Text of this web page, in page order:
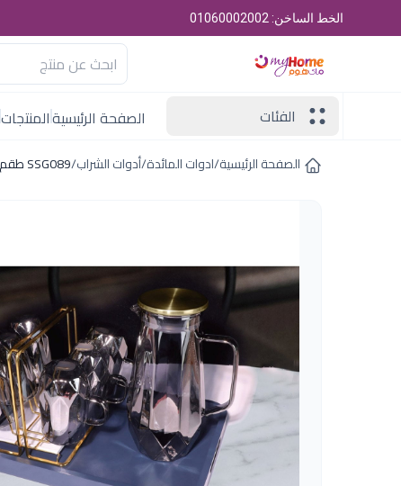
الخط الساخن: 01060002002
الفئات
الصفحة الرئيسيةالمنتجات
الصفحة الرئيسية/ادوات المائدة/أدوات الشراب/SSG089 طقم شربات 6 ق دبل جلاس اكسفورد